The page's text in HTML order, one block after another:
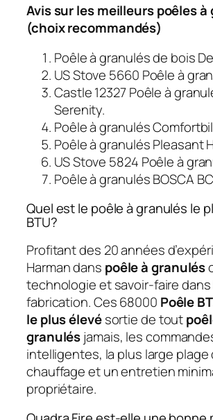
Avis sur les meilleurs poêles à
(choix recommandés)
Poêle à granulés de bois
US Stove 5660 Poêle à
Castle 12327 Poêle à
Serenity.
Poêle à granulés
Poêle à granulés Pleasant
US Stove 5824 Poêle à
Poêle à granulés BOSCA
Quel est le poêle à granulés le
BTU?
Profitant des 20 années
Harman dans poêle à granulés
technologie et savoir-faire dans
fabrication. Ces 68000 Poêle
le plus élevésortie de tout
granulésjamais, les
intelligentes, la plus large plage
chauffage et un entretien
propriétaire.